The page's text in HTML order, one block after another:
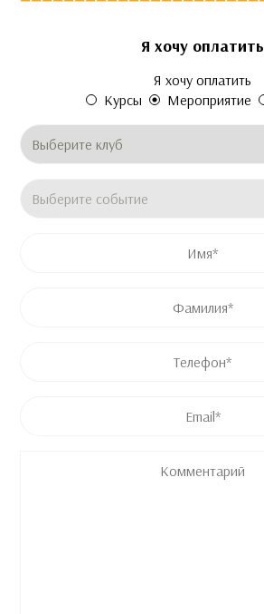
Я хочу оплатить
Я хочу оплатить
Курсы
Мероприятие
Название продукта